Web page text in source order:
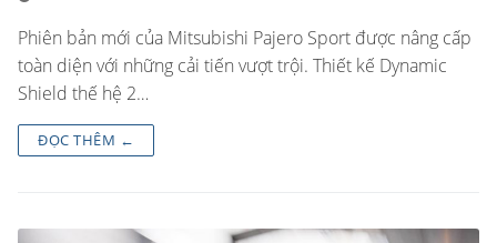
Phiên bản mới của Mitsubishi Pajero Sport được nâng cấp
toàn diện với những cải tiến vượt trội. Thiết kế Dynamic
Shield thế hệ 2…
ĐỌC THÊM ←